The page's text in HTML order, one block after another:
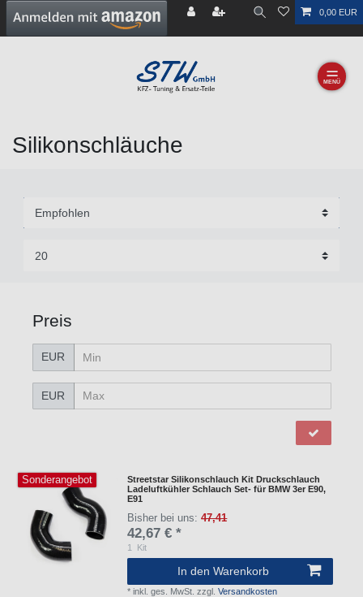
0,00 EUR
☰
Silikonschläuche
Preis
EUR
EUR
Sonderangebot
Streetstar Silikonschlauch Kit Druckschlauch
Ladeluftkühler Schlauch Set- für BMW 3er E90,
E91
Bisher bei uns:47,41
42,67 € *
1 Kit
In den Warenkorb
*inkl. ges. MwSt. zzgl.Versandkosten